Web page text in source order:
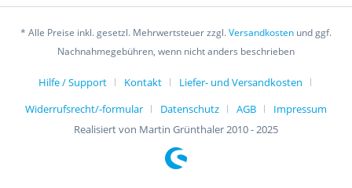
* Alle Preise inkl. gesetzl. Mehrwertsteuer zzgl.Versandkosten und ggf.
Nachnahmegebühren, wenn nicht anders beschrieben
Hilfe / Support Kontakt
Liefer- und Versandkosten
Widerrufsrecht/-formular
Datenschutz AGB
Impressum
Realisiert von Martin Grünthaler 2010 - 2025